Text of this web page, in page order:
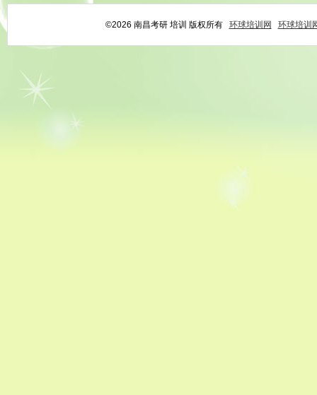
©2026 南昌考研 培训 版权所有 环球培训网 环球培训